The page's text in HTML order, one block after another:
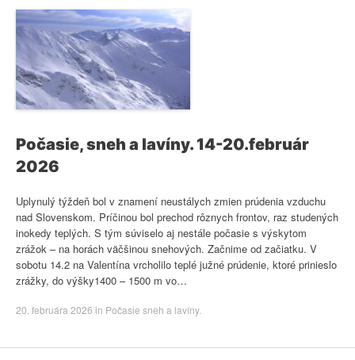
Počasie, sneh a lavíny. 14-20.február
2026
Uplynulý týždeň bol v znamení neustálych zmien prúdenia vzduchu
nad Slovenskom. Príčinou bol prechod rôznych frontov, raz studených
inokedy teplých. S tým súviselo aj nestále počasie s výskytom
zrážok – na horách väčšinou snehových. Začnime od začiatku. V
sobotu 14.2 na Valentína vrcholilo teplé južné prúdenie, ktoré prinieslo
zrážky, do výšky1400 – 1500 m vo…
20. februára 2026 in Počasie sneh a lavíny.